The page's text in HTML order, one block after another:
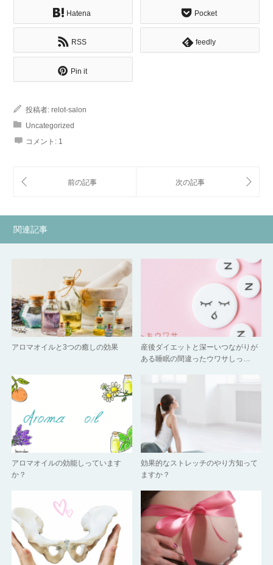
Hatena Pocket
RSS feedly
Pin it
投稿者: relot-salon
Uncategorized
コメント: 1
関連記事
アロマオイルと3つの癒しの効果
産後ダイエットと深ーいつながりが
ある睡眠の間違ったウワサしっ…
アロマオイルの効能しっています
か？
効果的なストレッチのやり方知って
ますか？